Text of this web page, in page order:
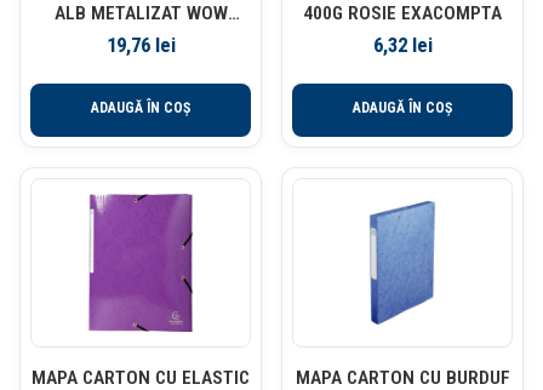
ALB METALIZAT WOW
LEITZ
19,76 lei
ADAUGĂ ÎN COȘ
400G ROSIE EXACOMPTA
6,32 lei
ADAUGĂ ÎN COȘ
MAPA CARTON CU ELASTIC
MAPA CARTON CU BURDUF